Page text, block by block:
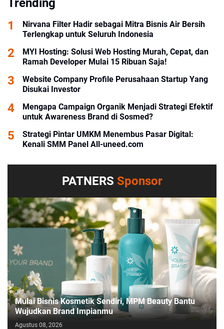
Trending
Nirvana Filter Hadir sebagai Mitra Bisnis Air Bersih
Terlengkap untuk Seluruh Indonesia
MYI Hosting: Solusi Web Hosting Murah, Cepat, dan
Ramah Developer Mulai 15 Ribuan Saja!
Website Company Profile Perusahaan Startup Yang
Disukai Investor
Mengapa Campaign Organik Menjadi Strategi Efektif
untuk Awareness Brand di Sosmed?
Strategi Pintar UMKM Menembus Pasar Digital:
Kenali SMM Panel All-uneed.com
PATNERS Sponsor
Mulai Bisnis Kosmetik Sendiri, MPM Beauty Bantu
Wujudkan Brand Impianmu
Agustus 08, 2026